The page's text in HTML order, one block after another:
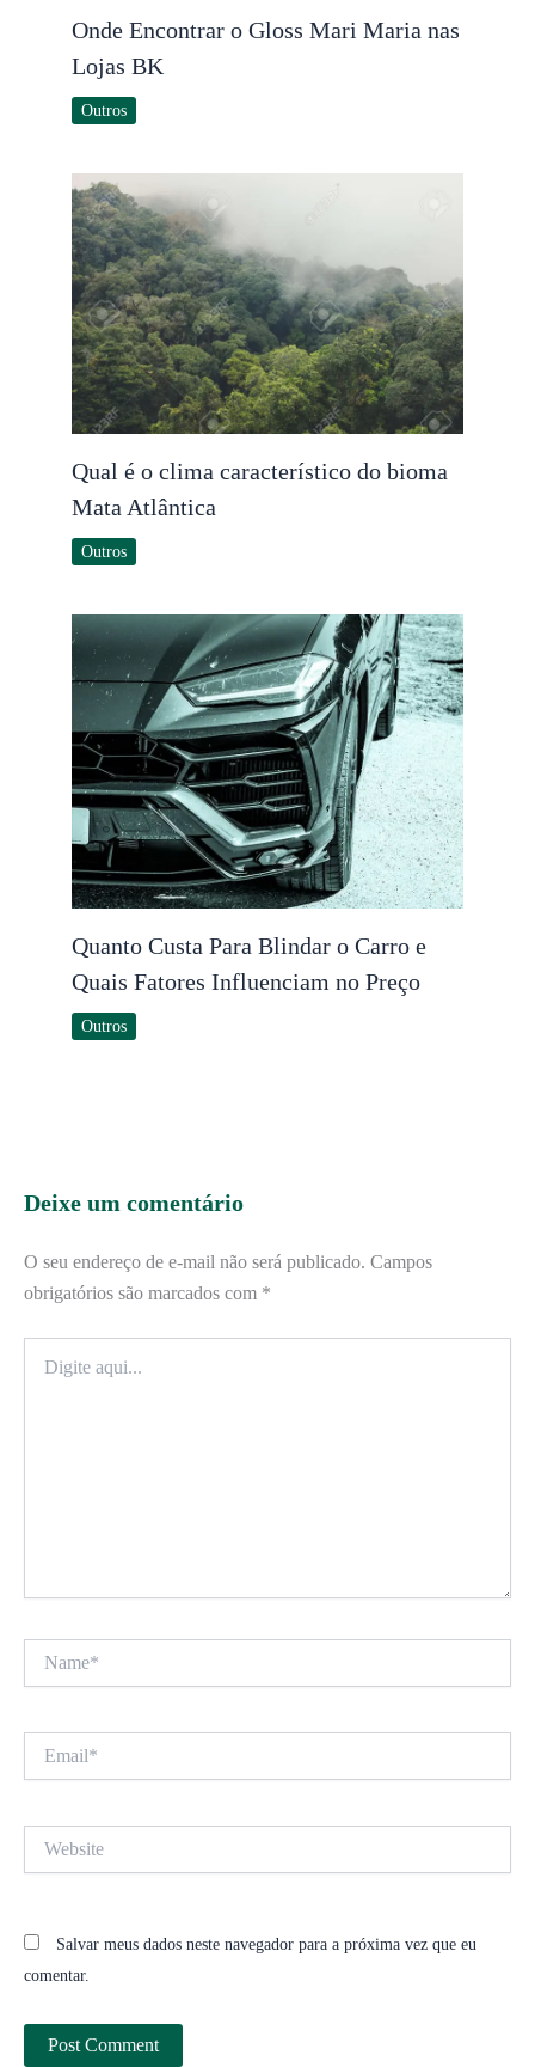
Onde Encontrar o Gloss Mari Maria nas
Lojas BK
Outros
Qual é o clima característico do bioma
Mata Atlântica
Outros
Quanto Custa Para Blindar o Carro e
Quais Fatores Influenciam no Preço
Outros
Deixe um comentário
O seu endereço de e-mail não será publicado. Campos
obrigatórios são marcados com *
aqui...
Salvar meus dados neste navegador para a próxima vez que eu
comentar.